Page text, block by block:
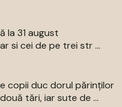
la 31 august
si cei de pe trei str ...
copii duc dorul părinților
tări, iar sute de ...